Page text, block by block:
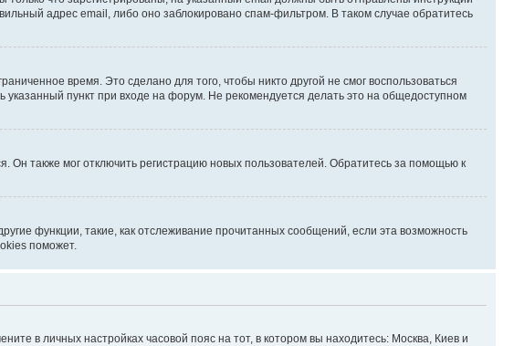
адрес email, либо оно заблокировано спам-фильтром. В таком случае обратитесь
время. Это сделано для того, чтобы никто другой не смог воспользоваться
пункт при входе на форум. Не рекомендуется делать это на общедоступном
также мог отключить регистрацию новых пользователей. Обратитесь за помощью к
функции, такие, как отслеживание прочитанных сообщений, если эта возможность
поможет.
в личных настройках часовой пояс на тот, в котором вы находитесь: Москва, Киев и